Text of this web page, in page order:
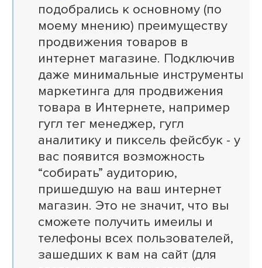
подобрались к основному (по
моему мнению) преимуществу
продвижения товаров в
интернет магазине. Подключив
даже минимальные инструменты
маркетинга для продвижения
товара в Интернете, например
гугл тег менеджер, гугл
аналитику и пиксель фейсбук - у
вас появится возможность
“собирать” аудиторию,
пришедшую на ваш интернет
магазин. Это не значит, что вы
сможете получить имеилы и
телефоны всех пользователей,
зашедших к вам на сайт (для